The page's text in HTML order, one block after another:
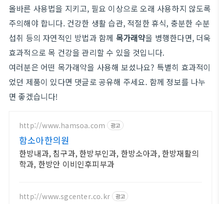
올바른 사용법을 지키고, 필요 이상으로 오래 사용하지 않도록
주의해야 합니다. 건강한 생활 습관, 적절한 휴식, 충분한 수분
섭취 등의 자연적인 방법과 함께 목가래약을 병행한다면, 더욱
효과적으로 목 건강을 관리할 수 있을 것입니다.
여러분은 어떤 목가래약을 사용해 보셨나요? 특별히 효과적이
었던 제품이 있다면 댓글로 공유해 주세요. 함께 정보를 나누
면 좋겠습니다!
http://www.hamsoa.com 광고
함소아한의원
한방내과, 침구과, 한방부인과, 한방소아과, 한방재활의
학과, 한방안 이비인후피부과
http://www.sgcenter.co.kr 광고